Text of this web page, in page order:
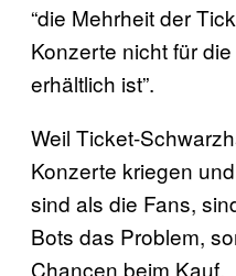
“die Mehrheit der
Konzerte nicht für
erhältlich ist”.
Weil Ticket-
Konzerte kriegen
sind als die Fans,
Bots das Problem,
Chancen beim Kauf.